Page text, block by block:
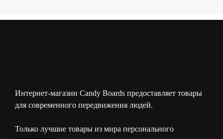
Интернет-магазин Candy Boards предоставляет товары
для современного передвижения людей.
Только лучшие товары из мира персонального